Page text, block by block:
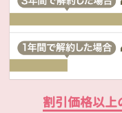
割引価格以上